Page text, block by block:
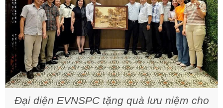
Đại diện EVNSPC tặng quà lưu niệm cho